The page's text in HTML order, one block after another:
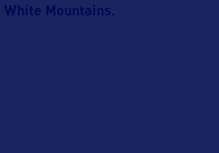
White Mountains.